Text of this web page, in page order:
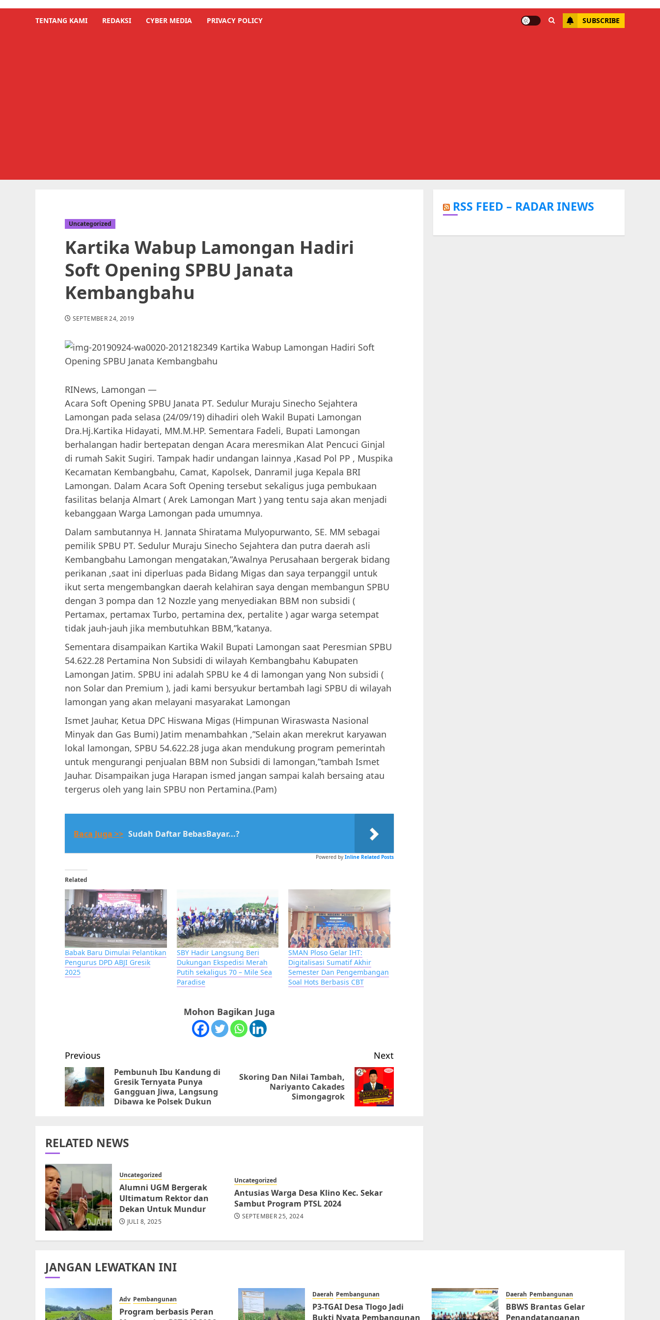
TENTANG KAMI REDAKSI CYBER MEDIA PRIVACY POLICY SUBSCRIBE
Uncategorized
Kartika Wabup Lamongan Hadiri
Soft Opening SPBU Janata
Kembangbahu
SEPTEMBER 24, 2019
RINews, Lamongan —
Acara Soft Opening SPBU Janata PT. Sedulur Muraju Sinecho Sejahtera
Lamongan pada selasa (24/09/19) dihadiri oleh Wakil Bupati Lamongan
Dra.Hj.Kartika Hidayati, MM.M.HP. Sementara Fadeli, Bupati Lamongan
berhalangan hadir bertepatan dengan Acara meresmikan Alat Pencuci Ginjal
di rumah Sakit Sugiri. Tampak hadir undangan lainnya ,Kasad Pol PP , Muspika
Kecamatan Kembangbahu, Camat, Kapolsek, Danramil juga Kepala BRI
Lamongan. Dalam Acara Soft Opening tersebut sekaligus juga pembukaan
fasilitas belanja Almart ( Arek Lamongan Mart ) yang tentu saja akan menjadi
kebanggaan Warga Lamongan pada umumnya.
Dalam sambutannya H. Jannata Shiratama Mulyopurwanto, SE. MM sebagai
pemilik SPBU PT. Sedulur Muraju Sinecho Sejahtera dan putra daerah asli
Kembangbahu Lamongan mengatakan,”Awalnya Perusahaan bergerak bidang
perikanan ,saat ini diperluas pada Bidang Migas dan saya terpanggil untuk
ikut serta mengembangkan daerah kelahiran saya dengan membangun SPBU
dengan 3 pompa dan 12 Nozzle yang menyediakan BBM non subsidi (
Pertamax, pertamax Turbo, pertamina dex, pertalite ) agar warga setempat
tidak jauh-jauh jika membutuhkan BBM,”katanya.
Sementara disampaikan Kartika Wakil Bupati Lamongan saat Peresmian SPBU
54.622.28 Pertamina Non Subsidi di wilayah Kembangbahu Kabupaten
Lamongan Jatim. SPBU ini adalah SPBU ke 4 di lamongan yang Non subsidi (
non Solar dan Premium ), jadi kami bersyukur bertambah lagi SPBU di wilayah
lamongan yang akan melayani masyarakat Lamongan
Ismet Jauhar, Ketua DPC Hiswana Migas (Himpunan Wiraswasta Nasional
Minyak dan Gas Bumi) Jatim menambahkan ,”Selain akan merekrut karyawan
lokal lamongan, SPBU 54.622.28 juga akan mendukung program pemerintah
untuk mengurangi penjualan BBM non Subsidi di lamongan,”tambah Ismet
Jauhar. Disampaikan juga Harapan ismed jangan sampai kalah bersaing atau
tergerus oleh yang lain SPBU non Pertamina.(Pam)
Baca Juga >> Sudah Daftar BebasBayar...?
Powered by Inline Related Posts
Related
Babak Baru Dimulai Pelantikan
Pengurus DPD ABJI Gresik
2025
SBY Hadir Langsung Beri
Dukungan Ekspedisi Merah
Putih sekaligus 70 – Mile Sea
Paradise
SMAN Ploso Gelar IHT:
Digitalisasi Sumatif Akhir
Semester Dan Pengembangan
Soal Hots Berbasis CBT
Mohon Bagikan Juga
Post
navigation
Previous
Previous
Pembunuh Ibu Kandung di
Gresik Ternyata Punya
Gangguan Jiwa, Langsung
Dibawa ke Polsek Dukun
Next
Next
Skoring Dan Nilai Tambah,
Nariyanto Cakades
Simongagrok
RELATED NEWS
Uncategorized
Alumni UGM Bergerak
Ultimatum Rektor dan
Dekan Untuk Mundur
JULI 8, 2025
Uncategorized
Antusias Warga Desa Klino Kec. Sekar
Sambut Program PTSL 2024
SEPTEMBER 25, 2024
RSS FEED – RADAR INEWS
JANGAN LEWATKAN INI
Adv Pembangunan
Program berbasis Peran
Daerah Pembangunan
P3-TGAI Desa Tlogo Jadi
Bukti Nyata Pembangunan
Daerah Pembangunan
BBWS Brantas Gelar
Penandatanganan